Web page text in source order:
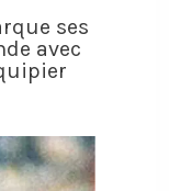
ses
avec